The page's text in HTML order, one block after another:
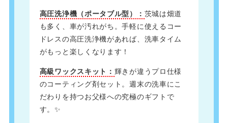
高圧洗浄機（ポータブル型）： 茨城は畑道
も多く、車が汚れがち。手軽に使えるコー
ドレスの高圧洗浄機があれば、洗車タイム
がもっと楽しくなります！
高級ワックスキット： 輝きが違うプロ仕様
のコーティング剤セット。週末の洗車にこ
だわりを持つお父様への究極のギフトで
す。✨